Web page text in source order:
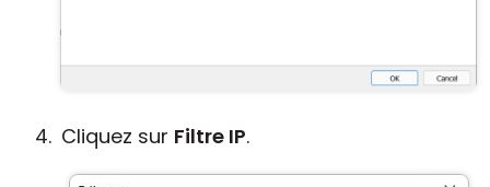
Cliquez sur Filtre IP.